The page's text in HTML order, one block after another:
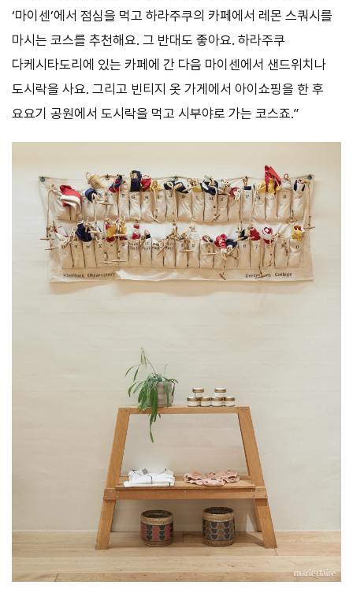
‘마이센’에서 점심을 먹고 하라주쿠의 카페에서 레몬 스쿼시를
마시는 코스를 추천해요. 그 반대도 좋아요. 하라주쿠
다케시타도리에 있는 카페에 간 다음 마이센에서 샌드위치나
도시락을 사요. 그리고 빈티지 옷 가게에서 아이쇼핑을 한 후
요요기 공원에서 도시락을 먹고 시부야로 가는 코스죠.”